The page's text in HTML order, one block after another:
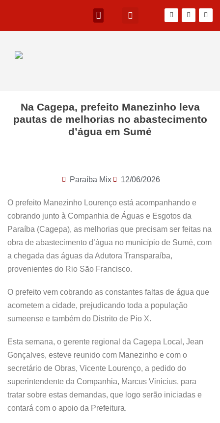
Na Cagepa, prefeito Manezinho leva
pautas de melhorias no abastecimento
d’água em Sumé
Paraíba Mix 12/06/2026
O prefeito Manezinho Lourenço está acompanhando e
cobrando junto à Companhia de Águas e Esgotos da
Paraíba (Cagepa), as melhorias que precisam ser feitas na
obra de abastecimento d’água no município de Sumé, com
a chegada das águas da Adutora Transparaíba,
provenientes do Rio São Francisco.
O prefeito vem cobrando as constantes faltas de água que
acometem a cidade, prejudicando toda a população
sumeense e também do Distrito de Pio X.
Esta semana, o gerente regional da Cagepa Local, Jean
Gonçalves, esteve reunido com Manezinho e com o
secretário de Obras, Vicente Lourenço, a pedido do
superintendente da Companhia, Marcus Vinicius, para
tratar sobre estas demandas, que logo serão iniciadas e
contará com o apoio da Prefeitura.